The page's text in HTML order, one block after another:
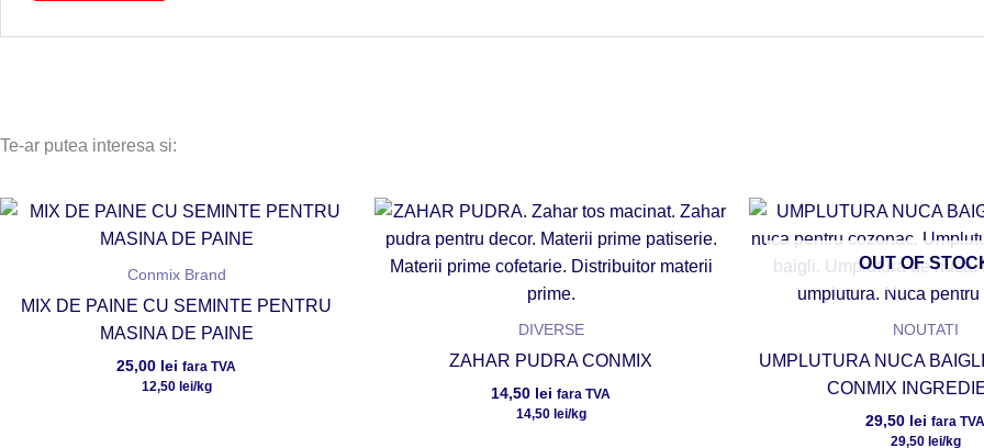
Te-ar putea interesa si:
Conmix Brand
MIX DE PAINE CU SEMINTE PENTRU
MASINA DE PAINE
25,00 lei fara TVA
12,50 lei/kg
DIVERSE
ZAHAR PUDRA CONMIX
14,50 lei fara TVA
14,50 lei/kg
OUT OF
NOUTATI
UMPLUTURA NUCA
CONMIX
29,50 lei fara TVA
29,50 lei/kg